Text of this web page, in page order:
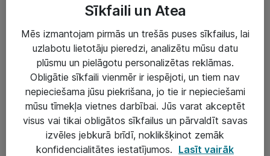
Risinājumi & Pakalpojumi
IT serviss un atbalsts
IT infrastruktūra
Darba vietu IT risinājumi
Serveri un datu centri
Sīkfaili un Atea
Mēs izmantojam pirmās un trešās puses sīkfailus, lai
uzlabotu lietotāju pieredzi, analizētu mūsu datu
plūsmu un pielāgotu personalizētas reklāmas.
Obligātie sīkfaili vienmēr ir iespējoti, un tiem nav
nepieciešama jūsu piekrišana, jo tie ir nepieciešami
mūsu tīmekļa vietnes darbībai. Jūs varat akceptēt
visus vai tikai obligātos sīkfailus un pārvaldīt savas
izvēles jebkurā brīdī, noklikšķinot zemāk
konfidencialitātes iestatījumos. Lasīt vairāk